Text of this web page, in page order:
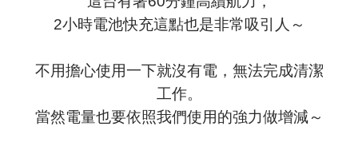
2小時電池快充這點也是非常吸引人～
不用擔心使用一下就沒有電，無法完成清潔
工作。
當然電量也要依照我們使用的強力做增減～